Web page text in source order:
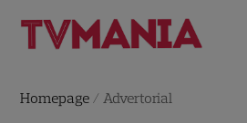
Homepage / Advertorial